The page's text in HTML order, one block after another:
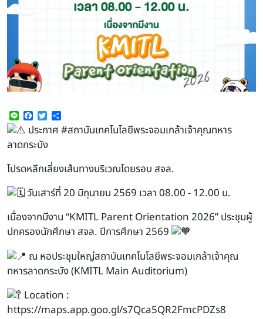
Line Facebook
Twitter
ประกาศ#สถาบันเทคโนโลยีพระจอมเกล้าเจ้าคุณทหาร
ลาดกระบัง
โปรดหลีกเลี่ยงเส้นทางบริเวณโดยรอบ สจล.
วันเสาร์ที่ 20 มิถุนายน 2569 เวลา 08.00 - 12.00 น.
เนื่องจากมีงาน “KMITL Parent Orientation 2026” ประชุมผู้
ปกครองนักศึกษา สจล. ปีการศึกษา 2569
ณ หอประชุมใหญ่สถาบันเทคโนโลยีพระจอมเกล้าเจ้าคุณ
ทหารลาดกระบัง (KMITL Main Auditorium)
Location :
https://maps.app.goo.gl/s7Qca5QR2FmcPDZs8